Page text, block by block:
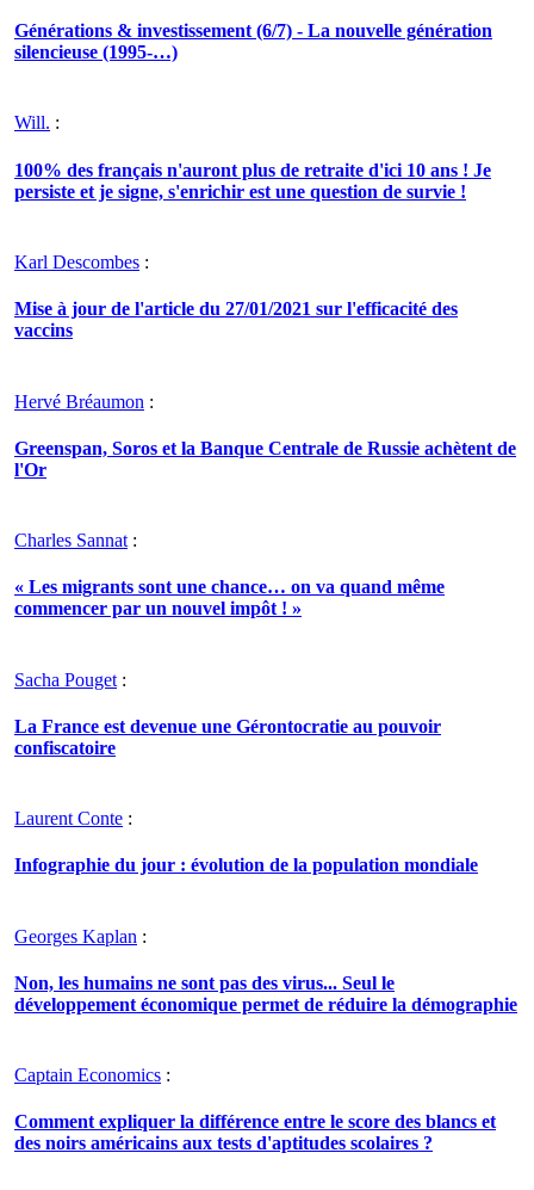
Générations & investissement (6/7) - La nouvelle génération
silencieuse (1995-…)
Will. :
100% des français n'auront plus de retraite d'ici 10 ans ! Je
persiste et je signe, s'enrichir est une question de survie !
Karl Descombes :
Mise à jour de l'article du 27/01/2021 sur l'efficacité des
vaccins
Hervé Bréaumon :
Greenspan, Soros et la Banque Centrale de Russie achètent de
l'Or
Charles Sannat :
« Les migrants sont une chance… on va quand même
commencer par un nouvel impôt ! »
Sacha Pouget :
La France est devenue une Gérontocratie au pouvoir
confiscatoire
Laurent Conte :
Infographie du jour : évolution de la population mondiale
Georges Kaplan :
Non, les humains ne sont pas des virus... Seul le
développement économique permet de réduire la démographie
Captain Economics :
Comment expliquer la différence entre le score des blancs et
des noirs américains aux tests d'aptitudes scolaires ?